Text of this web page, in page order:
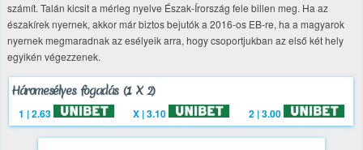
számít. Talán kicsit a mérleg nyelve Észak-Írország fele billen meg. Ha az
északírek nyernek, akkor már biztos bejutók a 2016-os EB-re, ha a magyarok
nyernek megmaradnak az esélyeik arra, hogy csoportjukban az első két hely
egyikén végezzenek.
Háromesélyes fogadás (1 X 2)
1 | 2.63 X | 3.10 2 | 3.00